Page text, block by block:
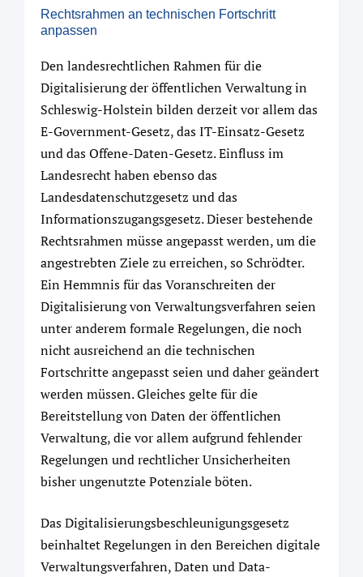
Rechtsrahmen an technischen Fortschritt
anpassen
Den landesrechtlichen Rahmen für die
Digitalisierung der öffentlichen Verwaltung in
Schleswig-Holstein bilden derzeit vor allem das
E-Government-Gesetz, das IT-Einsatz-Gesetz
und das Offene-Daten-Gesetz. Einfluss im
Landesrecht haben ebenso das
Landesdatenschutzgesetz und das
Informationszugangsgesetz. Dieser bestehende
Rechtsrahmen müsse angepasst werden, um die
angestrebten Ziele zu erreichen, so Schrödter.
Ein Hemmnis für das Voranschreiten der
Digitalisierung von Verwaltungsverfahren seien
unter anderem formale Regelungen, die noch
nicht ausreichend an die technischen
Fortschritte angepasst seien und daher geändert
werden müssen. Gleiches gelte für die
Bereitstellung von Daten der öffentlichen
Verwaltung, die vor allem aufgrund fehlender
Regelungen und rechtlicher Unsicherheiten
bisher ungenutzte Potenziale böten.
Das Digitalisierungsbeschleunigungsgesetz
beinhaltet Regelungen in den Bereichen digitale
Verwaltungsverfahren, Daten und Data-